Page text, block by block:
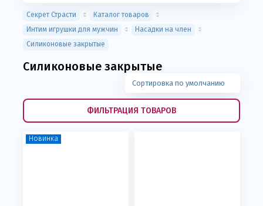
Секрет Страсти
Каталог товаров
Интим игрушки для мужчин
Насадки на член
Силиконовые закрытые
Силиконовые закрытые
Сортировка по умолчанию
ФИЛЬТРАЦИЯ ТОВАРОВ
Новинка